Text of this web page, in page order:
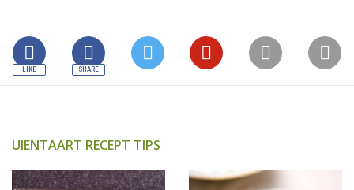
UIENTAART RECEPT TIPS